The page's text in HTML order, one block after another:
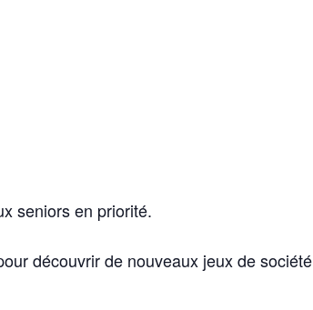
seniors en priorité.
découvrir de nouveaux jeux de société